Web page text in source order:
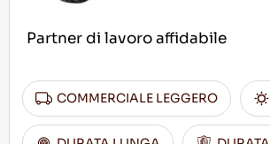
Partner di lavoro affidabile
COMMERCIALE LEGGERO